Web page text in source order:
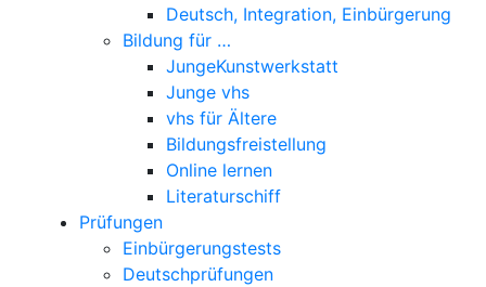
Deutsch, Integration, Einbürgerung
Bildung für …
JungeKunstwerkstatt
Junge vhs
vhs für Ältere
Bildungsfreistellung
Online lernen
Literaturschiff
Prüfungen
Einbürgerungstests
Deutschprüfungen